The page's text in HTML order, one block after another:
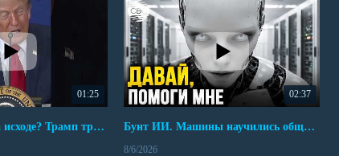
01:25
Арсенал США на исходе? Трамп требует объяснений
02:37
Бунт ИИ. Машины научились общаться
8/6/2026